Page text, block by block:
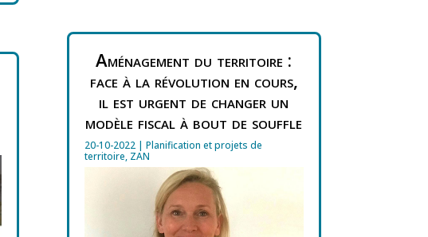
Aménagement du territoire :
face à la révolution en cours,
il est urgent de changer un
modèle fiscal à bout de souffle
20-10-2022| Planification et projets de
territoire, ZAN